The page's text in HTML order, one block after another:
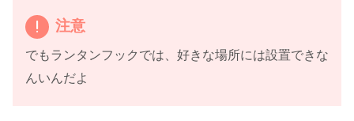
注意
でもランタンフックでは、好きな場所には設置できな
んいんだよ